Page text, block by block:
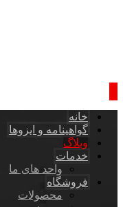
خانه
گواهینامه و ایزوها
وبلاگ
خدمات
واحد های ما
فروشگاه
محصولات